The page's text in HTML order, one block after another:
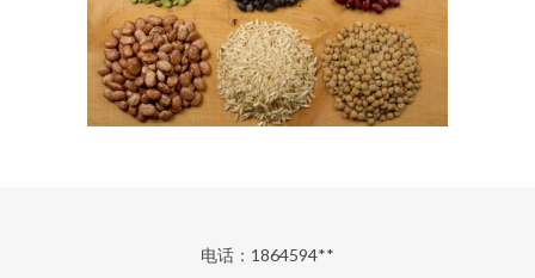
电话：1864594**